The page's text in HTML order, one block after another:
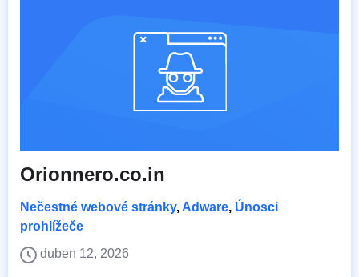
Orionnero.co.in
Nečestné webové stránky, Adware, Únosci
prohlížeče
duben 12, 2026